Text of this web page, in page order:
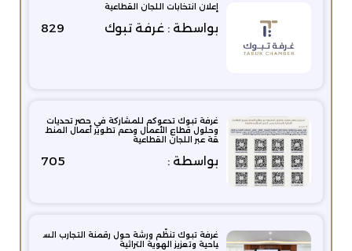
إعلان انتخابات اللجان القطاعية
بواسطة : غرفة تبوك 829
غرفة تبوك تدعوكم للمشاركة في حصر تحديات
وحلول قطاع الأعمال ودعم تطوير أعمال المنط
قة عبر اللجان القطاعية
بواسطة : 705
غرفة تبوك تنظّم ورشة حول رقمنة التجارب الس
ياحية وتعزيز الهوية التراثية